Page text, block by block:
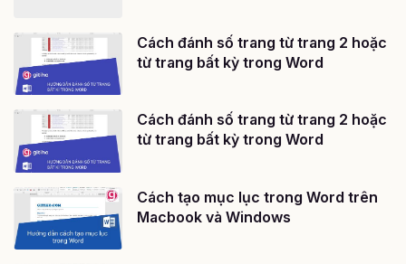
Cách đánh số trang từ trang 2 hoặc
từ trang bất kỳ trong Word
Cách đánh số trang từ trang 2 hoặc
từ trang bất kỳ trong Word
Cách tạo mục lục trong Word trên
Macbook và Windows